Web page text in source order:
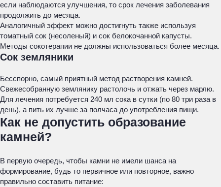
если наблюдаются улучшения, то срок лечения заболевания
продолжить до месяца.
Аналогичный эффект можно достигнуть также используя
томатный сок (несоленый) и сок белокочанной капусты.
Методы сокотерапии не должны использоваться более месяца.
Сок земляники
Бесспорно, самый приятный метод растворения камней.
Свежесобранную землянику растолочь и отжать через марлю.
Для лечения потребуется 240 мл сока в сутки (по 80 три раза в
день), а пить их лучше за полчаса до употребления пищи.
Как не допустить образование
камней?
В первую очередь, чтобы камни не имели шанса на
формирование, будь то первичное или повторное, важно
правильно составить питание: